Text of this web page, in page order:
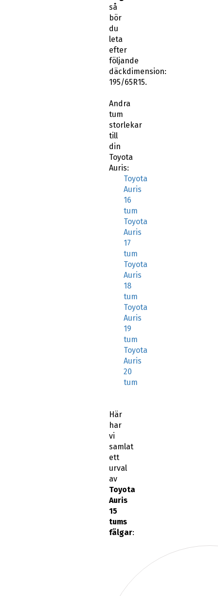
så
bör
du
leta
efter
följande
däckdimension:
195/65R15.
Andra
tum
storlekar
till
din
Toyota
Auris:
Toyota
Auris
16
tum
Toyota
Auris
17
tum
Toyota
Auris
18
tum
Toyota
Auris
19
tum
Toyota
Auris
20
tum
Här
har
vi
samlat
ett
urval
av
Toyota
Auris
15
tums
fälgar: